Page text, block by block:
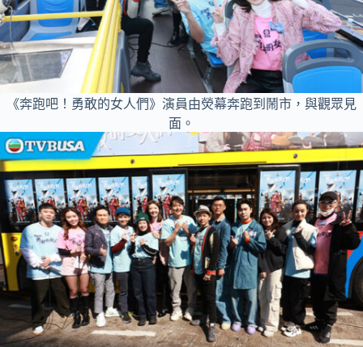
《奔跑吧！勇敢的女人們》演員由熒幕奔跑到鬧市，與觀眾見
面。